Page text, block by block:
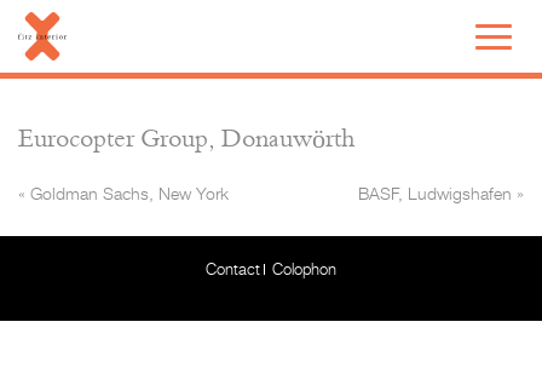
Eurocopter Group, Donauwörth
BASF, Ludwigshafen »
« Goldman Sachs, New York
Contact Colophon